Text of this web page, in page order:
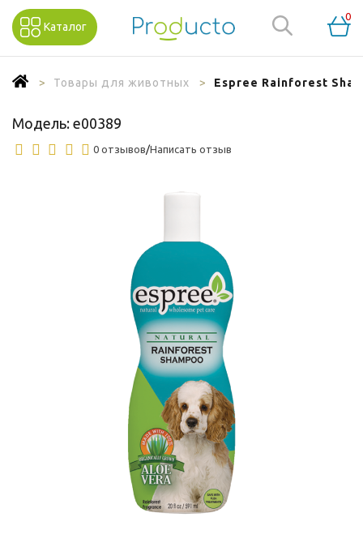
Каталог
0
Товары для животных Espree Rainforest
Модель: e00389
0 отзывов/Написать отзыв